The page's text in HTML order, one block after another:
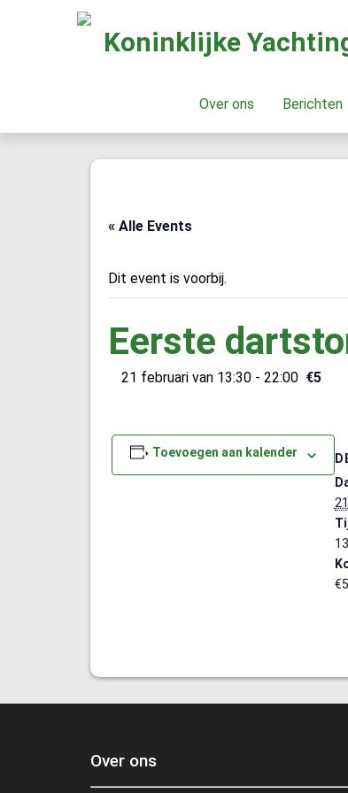
Koninklijke
Over ons Berichten
« Alle Events
Dit event is voorbij.
Eerste
21 februari van 13:30 - 22:00 €5
Toevoegen aan kalender
€5
Over ons